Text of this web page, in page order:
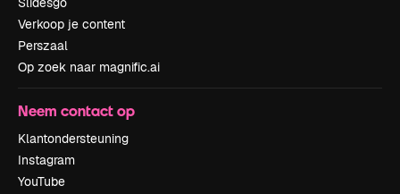
Verkoop je content
Perszaal
Op zoek naar magnific.ai
Neem contact op
Klantondersteuning
Instagram
YouTube